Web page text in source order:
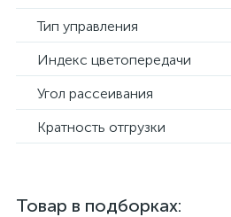
Тип управления
Индекс цветопередачи
Угол рассеивания
Кратность отгрузки
Товар в подборках: